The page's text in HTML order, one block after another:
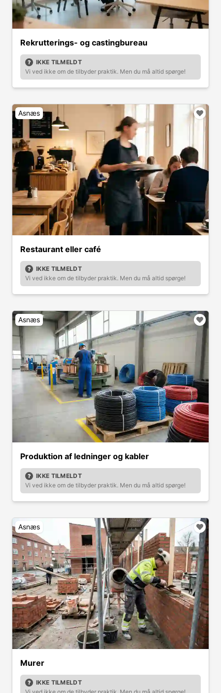
Rekrutterings- og castingbureau
IKKE TILMELDT
Vi ved ikke om de tilbyder praktik. Men du må altid spørge!
Asnæs
Restaurant eller café
IKKE TILMELDT
Vi ved ikke om de tilbyder praktik. Men du må altid spørge!
Asnæs
Produktion af ledninger og kabler
IKKE TILMELDT
Vi ved ikke om de tilbyder praktik. Men du må altid spørge!
Asnæs
Murer
IKKE TILMELDT